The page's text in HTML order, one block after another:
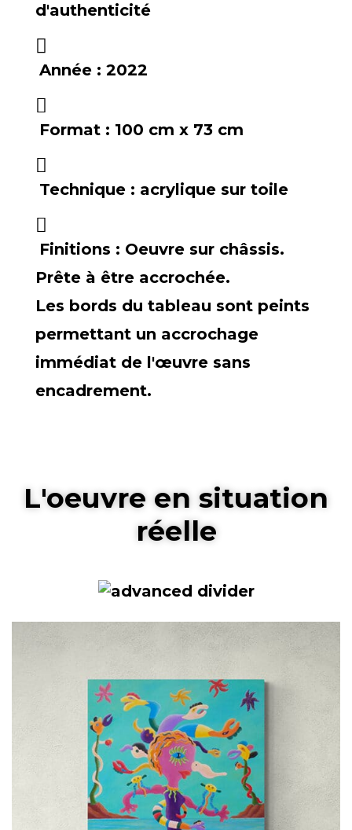
d'authenticité
Année : 2022
Format : 100 cm x 73 cm
Technique : acrylique sur toile
Finitions : Oeuvre sur châssis.
Prête à être accrochée.
Les bords du tableau sont peints
permettant un accrochage
immédiat de l'œuvre sans
encadrement.
L'oeuvre en situation
réelle